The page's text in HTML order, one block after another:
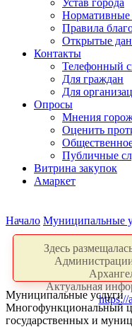
Устав города
Нормативные
Правила
Открытые
Контакты
Телефонный
Для граждан
Для
Опросы
Мнения
Оценить
Публичные
Витрина закупок
Амаркет
Начало Муниципальные
Здесь
Актуальная
https://
Муниципальные услуги
Многофункциональный
государственных и